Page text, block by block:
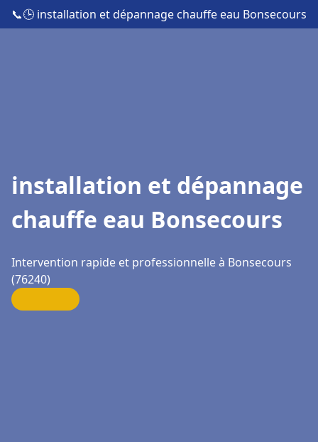
📞🕒 installation et dépannage chauffe eau Bonsecours
installation et dépannage
chauffe eau Bonsecours
Intervention rapide et professionnelle à Bonsecours
(76240)